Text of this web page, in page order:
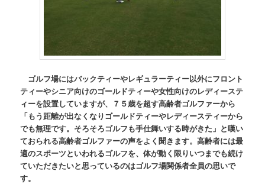
ゴルフ場にはバックティーやレギュラーティー以外にフロント
ティーやシニア向けのゴールドティーや女性向けのレディーステ
ィーを設置していますが、７５歳を超す高齢者ゴルファーから
「もう距離が出なくなりゴールドティーやレディースティーから
でも無理です。そろそろゴルフも手仕舞いする時がきた」と嘆い
ておられる高齢者ゴルファーの声をよく聞きます。高齢者には最
適のスポーツといわれるゴルフを、体が動く限りいつまでも続け
ていただきたいと思っているのはゴルフ場関係者全員の思いで
す。